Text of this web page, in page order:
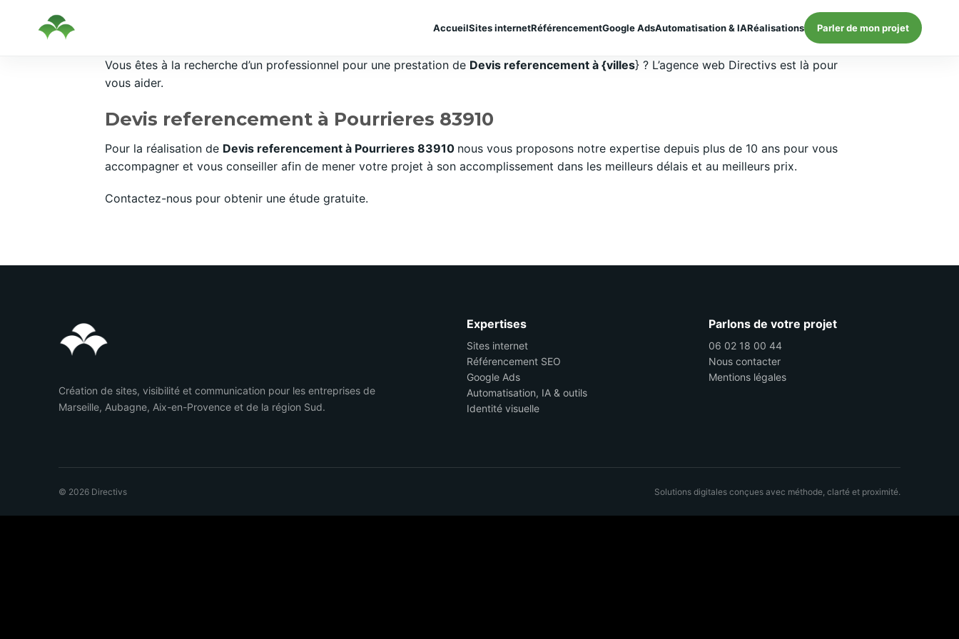
AccueilSites internetRéférencementGoogle AdsAutomatisation & IARéalisations Parler de mon projet
Vous êtes à la recherche d’un professionnel pour une prestation de Devis referencement à {villes} ? L’agence web Directivs est là pour
vous aider.
Devis referencement à Pourrieres 83910
Pour la réalisation de Devis referencement à Pourrieres 83910 nous vous proposons notre expertise depuis plus de 10 ans pour vous
accompagner et vous conseiller afin de mener votre projet à son accomplissement dans les meilleurs délais et au meilleurs prix.
Contactez-nous pour obtenir une étude gratuite.
Création de sites, visibilité et communication pour les entreprises de
Marseille, Aubagne, Aix-en-Provence et de la région Sud.
Expertises
Sites internet
Référencement SEO
Google Ads
Automatisation, IA & outils
Identité visuelle
Parlons de votre projet
06 02 18 00 44
Nous contacter
Mentions légales
© 2026 Directivs Solutions digitales conçues avec méthode, clarté et proximité.